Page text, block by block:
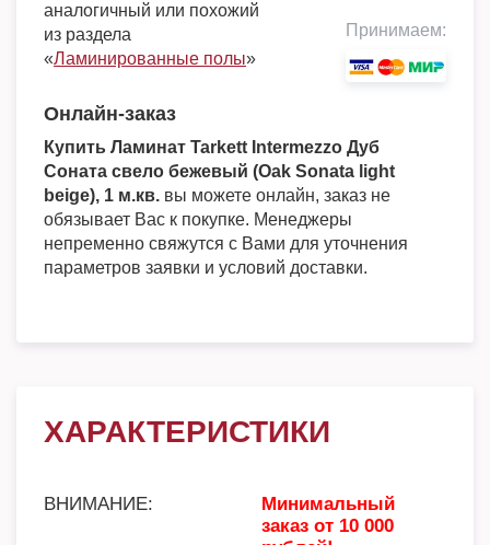
аналогичный или похожий
из раздела
«Ламинированные полы»
Принимаем:
Онлайн-заказ
Купить Ламинат Tarkett Intermezzo Дуб
Соната свело бежевый (Oak Sonata light
beige), 1 м.кв. вы можете онлайн, заказ не
обязывает Вас к покупке. Менеджеры
непременно свяжутся с Вами для уточнения
параметров заявки и условий доставки.
ХАРАКТЕРИСТИКИ
ВНИМАНИЕ:
Минимальный
заказ от 10 000